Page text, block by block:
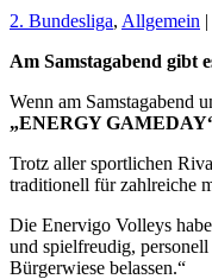
2. Bundesliga, Allgemein
Am Samstagabend gibt
Wenn am Samstagabend
„ENERGY
Trotz aller sportlichen
traditionell für zahlreiche
Die Enervigo Volleys
und spielfreudig,
Bürgerwiese belassen.“